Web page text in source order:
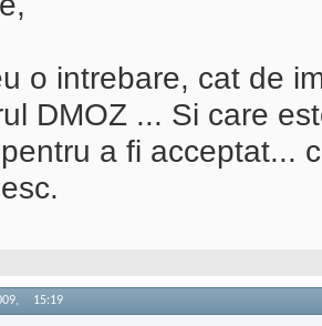
o intrebare, cat de
DMOZ ... Si care
a fi acceptat...
15:19